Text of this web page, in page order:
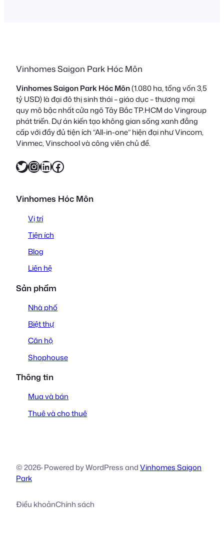
Vinhomes Saigon Park Hóc Môn
Vinhomes Saigon Park Hóc Môn(1.080 ha, tổng vốn 3,5
tỷ USD) là đại đô thị sinh thái – giáo dục – thương mại
quy mô bậc nhất cửa ngõ Tây Bắc TP.HCM do Vingroup
phát triển. Dự án kiến tạo không gian sống xanh đẳng
cấp với đầy đủ tiện ích “All-in-one” hiện đại như Vincom,
Vinmec, Vinschool và công viên chủ đề.
Twitter InstagramLinkedIn Facebook
Vinhomes Hóc Môn
Vị trí
Tiện ích
Blog
Liên hệ
Sản phẩm
Nhà phố
Biệt thự
Căn hộ
Shophouse
Thông tin
Mua và bán
Thuê và cho thuê
© 2026·Powered by WordPress andVinhomes Saigon
Park
Điều khoảnChính sách